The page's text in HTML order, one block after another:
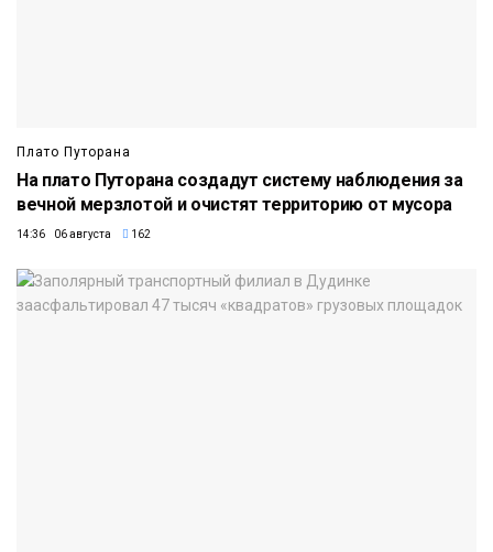
Плато Путорана
На плато Путорана создадут систему наблюдения за
вечной мерзлотой и очистят территорию от мусора
14:36 06 августа 162